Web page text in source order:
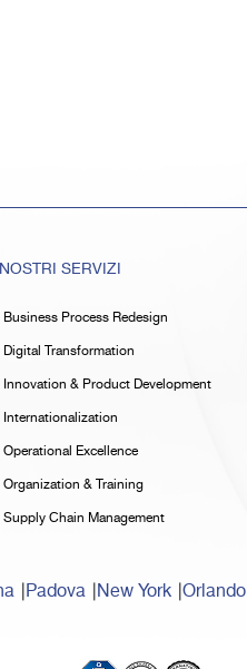
SERVIZI
Business Process Redesign
Digital Transformation
Innovation & Product Development
Internationalization
Operational Excellence
Organization & Training
Supply Chain Management
Padova New York Orlando